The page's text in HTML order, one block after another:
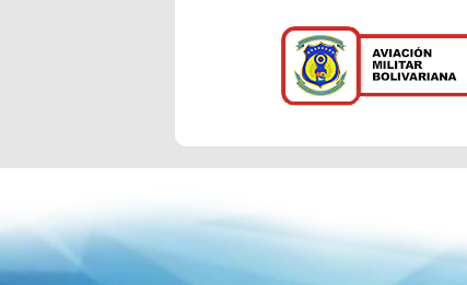
Defensa Integral
de la Nació...
Transformación